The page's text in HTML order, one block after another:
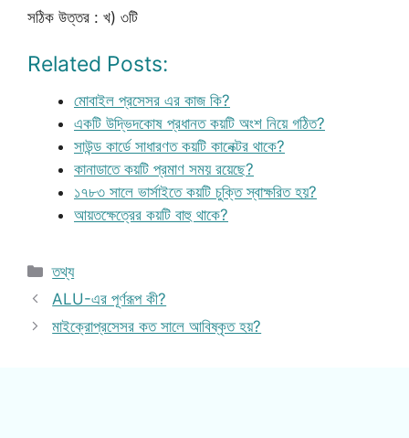
সঠিক উত্তর : খ) ৩টি
Related Posts:
মোবাইল প্রসেসর এর কাজ কি?
একটি উদ্ভিদকোষ প্রধানত কয়টি অংশ নিয়ে গঠিত?
সাউন্ড কার্ডে সাধারণত কয়টি কানেক্টর থাকে?
কানাডাতে কয়টি প্রমাণ সময় রয়েছে?
১৭৮৩ সালে ভার্সাইতে কয়টি চুক্তি স্বাক্ষরিত হয়?
আয়তক্ষেত্রের কয়টি বাহু থাকে?
Categories
তথ্য
ALU-এর পূর্ণরূপ কী?
মাইক্রোপ্রসেসর কত সালে আবিষ্কৃত হয়?